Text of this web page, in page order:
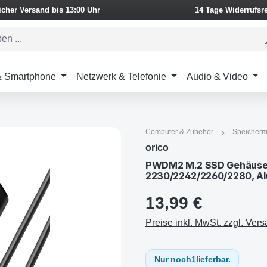
Versand bis 13:00 Uhr 14 Tage
Smartphone Netzwerk & Telefonie Audio & Video
Computer & Zubehör
orico
PWDM2 M.2 SSD
2230/2242/2260/2280,
13,99 €
Preise inkl. MwSt. zzgl.
Nur noch1lieferbar.